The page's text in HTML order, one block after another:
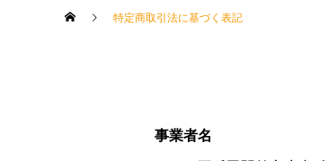
特定商取引法に基づく表記
事業者名